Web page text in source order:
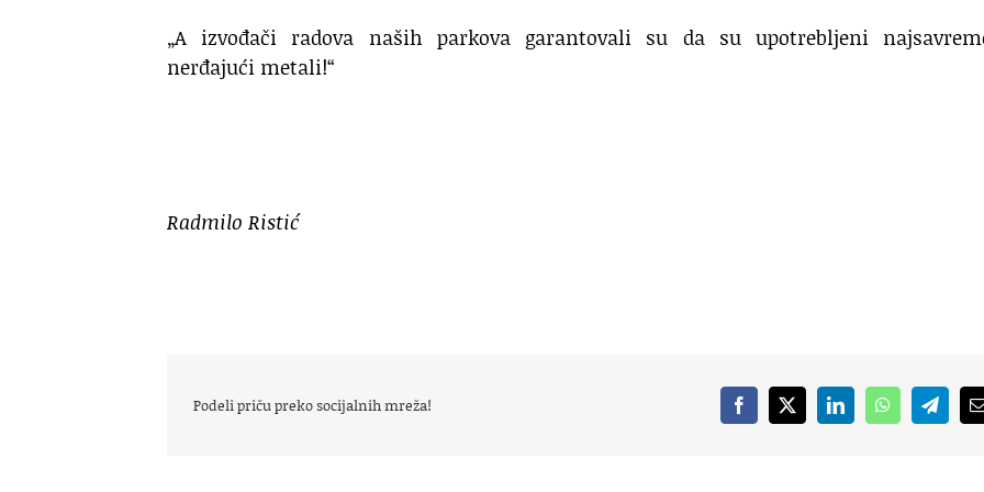
„A izvođači radova naših parkova garantovali su da su upotrebljeni
nerđajući metali!“
Radmilo Ristić
Podeli priču preko socijalnih mreža! Facebook
X LinkedInWhatsApp